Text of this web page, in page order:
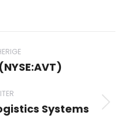
Previous
Next
Systems